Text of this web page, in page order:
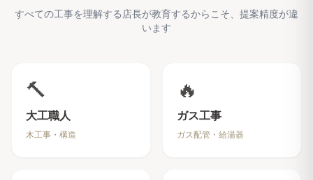
すべての工事を理解する店長が教育するからこそ、提案精度が違
います
🔨
大工職人
木工事・構造
🔥
ガス工事
ガス配管・給湯器